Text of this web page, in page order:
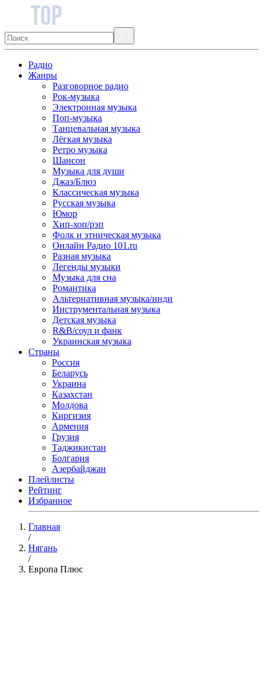
Радио
Жанры
Разговорное радио
Рок-музыка
Электронная музыка
Поп-музыка
Танцевальная музыка
Лёгкая музыка
Ретро музыка
Шансон
Музыка для души
Джаз/Блюз
Классическая музыка
Русская музыка
Юмор
Хип-хоп/рэп
Фолк и этническая музыка
Онлайн Радио 101.ru
Разная музыка
Легенды музыки
Музыка для сна
Романтика
Альтернативная музыка/инди
Инструментальная музыка
Детская музыка
R&B/cоул и фанк
Украинская музыка
Страны
Россия
Беларусь
Украина
Казахстан
Молдова
Киргизия
Армения
Грузия
Таджикистан
Болгария
Азербайджан
Плейлисты
Рейтинг
Избранное
Главная
/
Нягань
/
Европа Плюс